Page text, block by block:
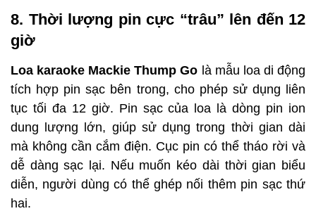
8. Thời lượng pin cực “trâu” lên đến 12
giờ
Loa karaoke Mackie Thump Go là mẫu loa di động
tích hợp pin sạc bên trong, cho phép sử dụng liên
tục tối đa 12 giờ. Pin sạc của loa là dòng pin ion
dung lượng lớn, giúp sử dụng trong thời gian dài
mà không cần cắm điện. Cục pin có thể tháo rời và
dễ dàng sạc lại. Nếu muốn kéo dài thời gian biểu
diễn, người dùng có thể ghép nối thêm pin sạc thứ
hai.